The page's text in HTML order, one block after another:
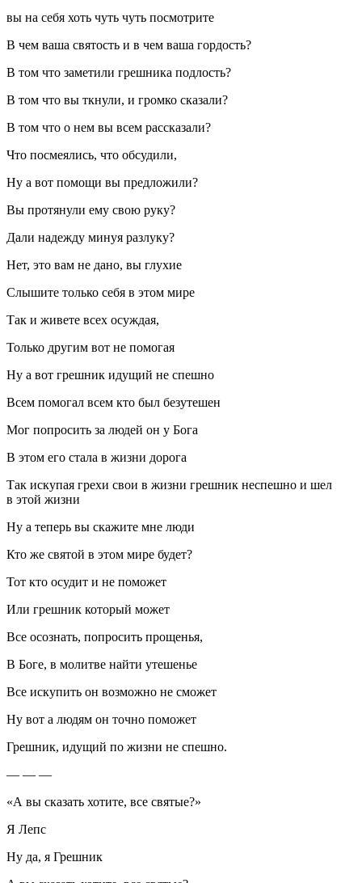
вы на себя хоть чуть чуть посмотрите
В чем ваша святость и в чем ваша гордость?
В том что заметили грешника подлость?
В том что вы ткнули, и громко сказали?
В том что о нем вы всем рассказали?
Что посмеялись, что обсудили,
Ну а вот помощи вы предложили?
Вы протянули ему свою руку?
Дали надежду минуя разлуку?
Нет, это вам не дано, вы глухие
Слышите только себя в этом мире
Так и живете всех осуждая,
Только другим вот не помогая
Ну а вот грешник идущий не спешно
Всем помогал всем кто был безутешен
Мог попросить за людей он у Бога
В этом его стала в жизни дорога
Так искупая грехи свои в жизни грешник неспешно и шел
в этой жизни
Ну а теперь вы скажите мне люди
Кто же святой в этом мире будет?
Тот кто осудит и не поможет
Или грешник который может
Все осознать, попросить прощенья,
В Боге, в молитве найти утешенье
Все искупить он возможно не сможет
Ну вот а людям он точно поможет
Грешник, идущий по жизни не спешно.
— — —
«А вы сказать хотите, все святые?»
Я Лепс
Ну да, я Грешник